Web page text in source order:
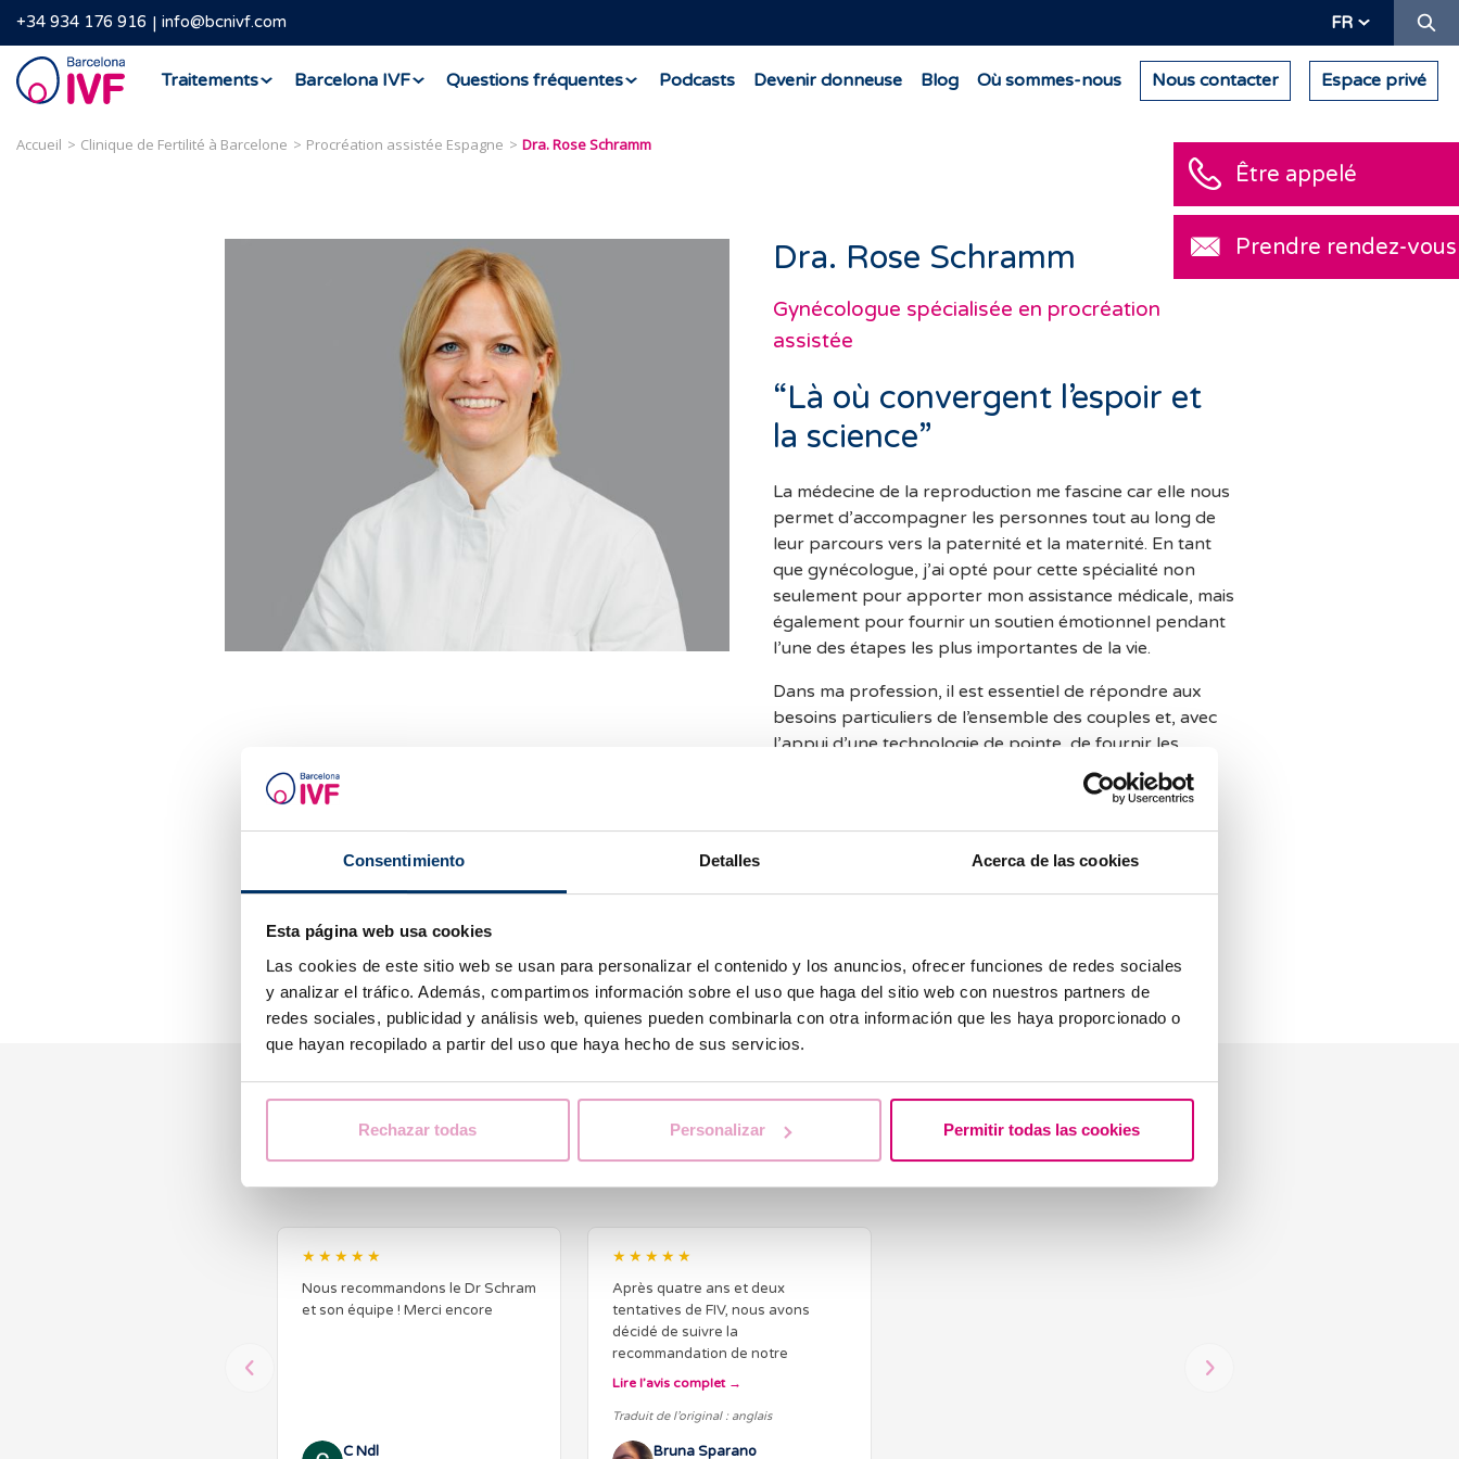
Consentimiento Detalles Acerca de las cookies
Esta página web usa cookies
Las cookies de este sitio web se usan para personalizar el contenido y los anuncios, ofrecer funciones de redes sociales
y analizar el tráfico. Además, compartimos información sobre el uso que haga del sitio web con nuestros partners de
redes sociales, publicidad y análisis web, quienes pueden combinarla con otra información que les haya proporcionado o
que hayan recopilado a partir del uso que haya hecho de sus servicios.
Rechazar todas Personalizar Permitir todas las cookies
+34 934 176 916 info@bcnivf.com FR
Barcelona
IVF
Traitements Barcelona IVF Questions fréquentes Podcasts Devenir donneuse Blog Où sommes-nous Nous contacter Espace privé
Accueil Clinique de Fertilité à Barcelone Procréation assistée Espagne Dra. Rose Schramm
Dra. Rose Schramm
Gynécologue spécialisée en procréation
assistée
“Là où convergent l’espoir et
la science”
La médecine de la reproduction me fascine car elle nous
permet d’accompagner les personnes tout au long de
leur parcours vers la paternité et la maternité. En tant
que gynécologue, j’ai opté pour cette spécialité non
seulement pour apporter mon assistance médicale, mais
également pour fournir un soutien émotionnel pendant
l’une des étapes les plus importantes de la vie.
Dans ma profession, il est essentiel de répondre aux
besoins particuliers de l’ensemble des couples et, avec
l’appui d’une technologie de pointe, de fournir les
meilleures chances à chacun d’eux pour faciliter une
grossesse. Je suis très heureuse d’accompagner les
Je suis très fière de travailler dans une clinique qui me
Ce que les patients pensent de la Dra. Rose Schramm
★★★★★
Nous recommandons le Dr Schram
et son équipe ! Merci encore
C Ndl
★★★★★
Après quatre ans et deux
tentatives de FIV, nous avons
décidé de suivre la
recommandation de notre
médecin et de nous faire soigner à
plusieurs cliniques, mais après des
recherches…
Lire l’avis complet
Traduit de l’original : anglais
Bruna Sparano
Être appelé
Prendre rendez-vous